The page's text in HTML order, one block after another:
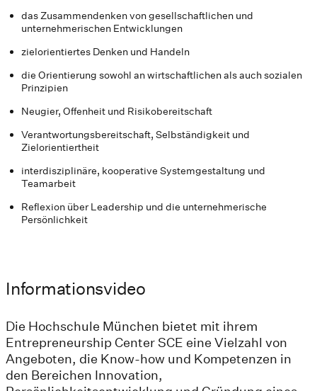
das Zusammendenken von gesellschaftlichen und
unternehmerischen Entwicklungen
zielorientiertes Denken und Handeln
die Orientierung sowohl an wirtschaftlichen als auch sozialen
Prinzipien
Neugier, Offenheit und Risikobereitschaft
Verantwortungsbereitschaft, Selbständigkeit und
Zielorientiertheit
interdisziplinäre, kooperative Systemgestaltung und
Teamarbeit
Reflexion über Leadership und die unternehmerische
Persönlichkeit
Informationsvideo
Die Hochschule München bietet mit ihrem
Entrepreneurship Center SCE eine Vielzahl von
Angeboten, die Know-how und Kompetenzen in
den Bereichen Innovation,